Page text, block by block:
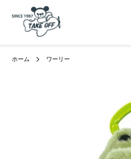
ホーム ワーリー